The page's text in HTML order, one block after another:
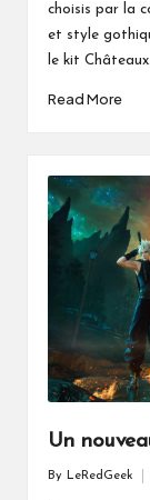
choisis par la
et style
le kit
Read More
Un
Posted
By LeRedGeek